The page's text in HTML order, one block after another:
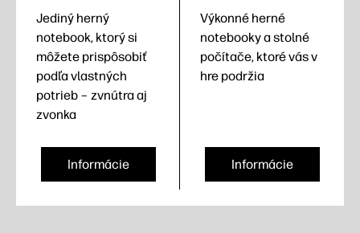
Jediný herný
notebook, ktorý si
môžete prispôsobiť
podľa vlastných
potrieb – zvnútra aj
zvonka
Výkonné herné
notebooky a stolné
počítače, ktoré vás v
hre podržia
Informácie Informácie